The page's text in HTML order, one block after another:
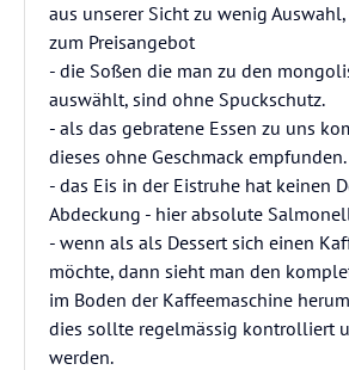
aus unserer Sicht zu wenig
zum Preisangebot
- die Soßen die man zu den
auswählt, sind ohne Spuckschutz.
- als das gebratene Essen zu uns
dieses ohne Geschmack empfunden.
- das Eis in der Eistruhe hat keinen
Abdeckung - hier absolute
- wenn als als Dessert sich einen
möchte, dann sieht man den
im Boden der Kaffeemaschine
dies sollte regelmässig kontrolliert
werden.